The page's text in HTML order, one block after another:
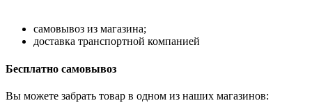
самовывоз из магазина;
доставка транспортной компанией
Бесплатно самовывоз
Вы можете забрать товар в одном из наших магазинов: